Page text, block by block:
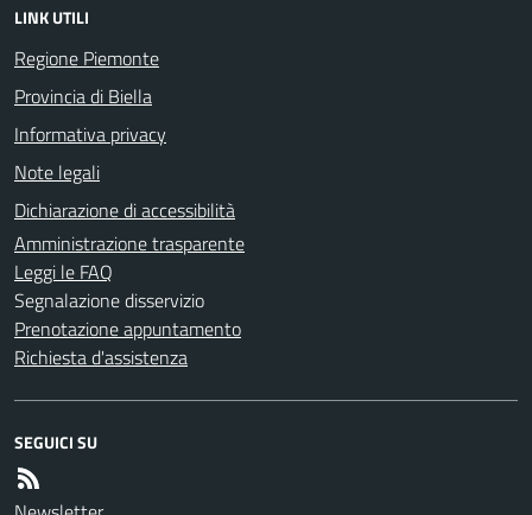
LINK UTILI
Regione Piemonte
Provincia di Biella
Informativa privacy
Note legali
Dichiarazione di accessibilità
Amministrazione trasparente
Leggi le FAQ
Segnalazione disservizio
Prenotazione appuntamento
Richiesta d'assistenza
SEGUICI SU